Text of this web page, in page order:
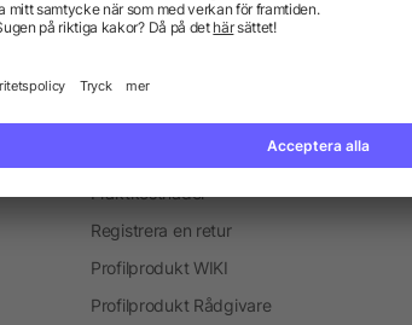
Fraktkostnader
Registrera en retur
Profilprodukt WIKI
Profilprodukt Rådgivare
Blogg